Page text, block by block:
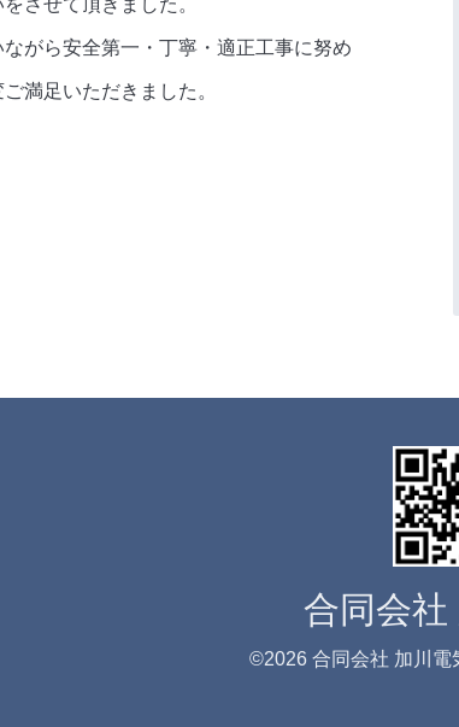
がら安全第一・丁寧・適正工事に努め
満足いただきました。
合同会社
©2026 合同会社 加川電